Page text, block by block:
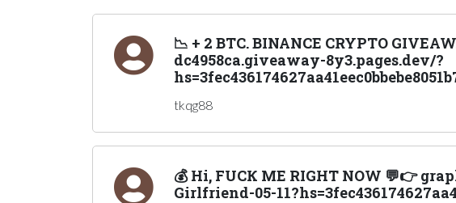
📉 + 2 BTC. BINANCE CRYPTO
dc4958ca.giveaway-8y3.pages.dev/?
tkqg88
💰 Hi, FUСК ME RIGHT NOW 💬👉
Girlfriend-05-